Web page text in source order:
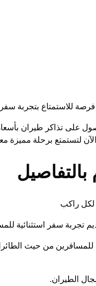
للاستمتاع بتجربة سفر
تذاكر طيران
لتستمتع برحلة مميزة
بالتفاصيل
لكل راكب
تجربة سفر استثنائية
من حيث
الطيران.